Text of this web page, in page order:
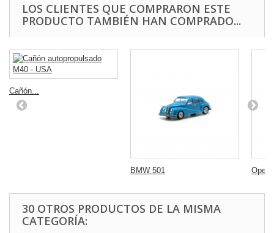
LOS CLIENTES QUE COMPRARON ESTE
PRODUCTO TAMBIÉN HAN COMPRADO...
Cañón...
BMW 501 Opel
30 OTROS PRODUCTOS DE LA MISMA
CATEGORÍA: